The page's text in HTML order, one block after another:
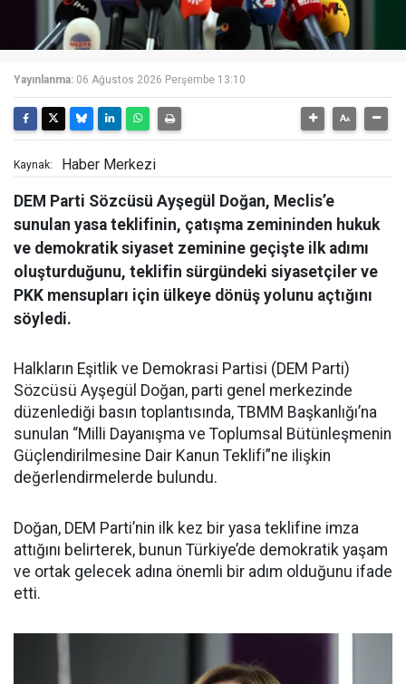
Yayınlanma: 06 Ağustos 2026 Perşembe 13:10
Kaynak: Haber Merkezi
DEM Parti Sözcüsü Ayşegül Doğan, Meclis’e
sunulan yasa teklifinin, çatışma zemininden hukuk
ve demokratik siyaset zeminine geçişte ilk adımı
oluşturduğunu, teklifin sürgündeki siyasetçiler ve
PKK mensupları için ülkeye dönüş yolunu açtığını
söyledi.
Halkların Eşitlik ve Demokrasi Partisi (DEM Parti)
Sözcüsü Ayşegül Doğan, parti genel merkezinde
düzenlediği basın toplantısında, TBMM Başkanlığı’na
sunulan “Milli Dayanışma ve Toplumsal Bütünleşmenin
Güçlendirilmesine Dair Kanun Teklifi”ne ilişkin
değerlendirmelerde bulundu.
Doğan, DEM Parti’nin ilk kez bir yasa teklifine imza
attığını belirterek, bunun Türkiye’de demokratik yaşam
ve ortak gelecek adına önemli bir adım olduğunu ifade
etti.